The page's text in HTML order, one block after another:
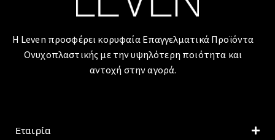
Η Leven προσφέρει κορυφαία Επαγγελματικά Προϊόντα
Ονυχοπλαστικής με την υψηλότερη ποιότητα και
αντοχή στην αγορά.
Εταιρία